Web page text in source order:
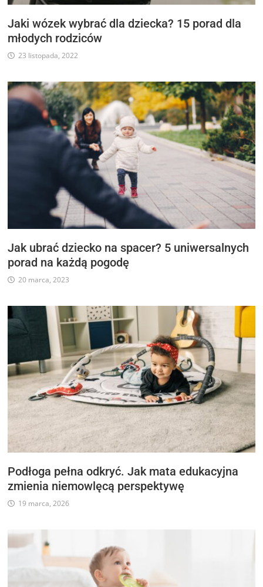
Jaki wózek wybrać dla dziecka? 15 porad dla
młodych rodziców
23 listopada, 2022
Jak ubrać dziecko na spacer? 5 uniwersalnych
porad na każdą pogodę
20 marca, 2023
Podłoga pełna odkryć. Jak mata edukacyjna
zmienia niemowlęcą perspektywę
19 marca, 2026